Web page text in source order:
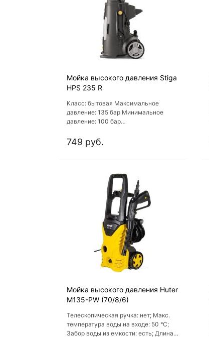
Мойка высокого давления Stiga
HPS 235 R
Класс: бытовая Максимальное
давление: 135 бар Минимальное
давление: 100 бар
Материал корпуса насоса: алюминий
Материал поршней: металл
749 руб.
Мойка высокого давления Huter
M135-РW (70/8/6)
Телескопическая ручка: нет; Макс.
температура воды на входе: 50 °С;
Забор воды из емкости: есть; Длина